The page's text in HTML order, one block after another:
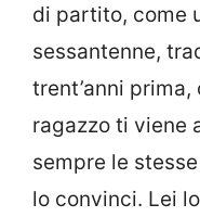
di partito, come
sessantenne,
trent’anni prima,
ragazzo ti viene
sempre le
lo convinci. Lei